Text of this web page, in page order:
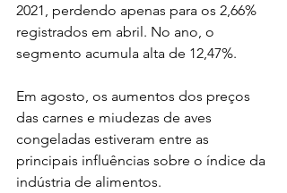
2021, perdendo apenas para os 2,66%
registrados em abril. No ano, o
segmento acumula alta de 12,47%.
Em agosto, os aumentos dos preços
das carnes e miudezas de aves
congeladas estiveram entre as
principais influências sobre o índice da
indústria de alimentos.